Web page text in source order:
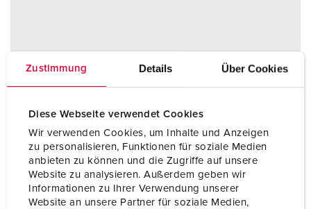
Zustimmung Details Über Cookies
Diese Webseite verwendet Cookies
Wir verwenden Cookies, um Inhalte und Anzeigen
zu personalisieren, Funktionen für soziale Medien
anbieten zu können und die Zugriffe auf unsere
Website zu analysieren. Außerdem geben wir
Informationen zu Ihrer Verwendung unserer
Website an unsere Partner für soziale Medien,